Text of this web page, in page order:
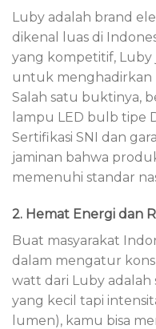
Luby adalah brand
dikenal luas di
yang kompetitif,
untuk menghadirkan
Salah satu buktinya,
lampu LED bulb tipe
Sertifikasi SNI dan
jaminan bahwa
memenuhi standar
2. Hemat Energi dan
Buat masyarakat
dalam mengatur
watt dari Luby adalah
yang kecil tapi
lumen), kamu bisa